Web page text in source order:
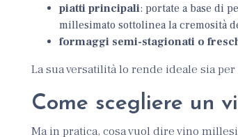
piatti principali: portate a base di
millesimato sottolinea la cremosità
formaggi semi-stagionati o
La sua versatilità lo rende ideale sia
Come scegliere un
Ma in pratica, cosa vuol dire vino